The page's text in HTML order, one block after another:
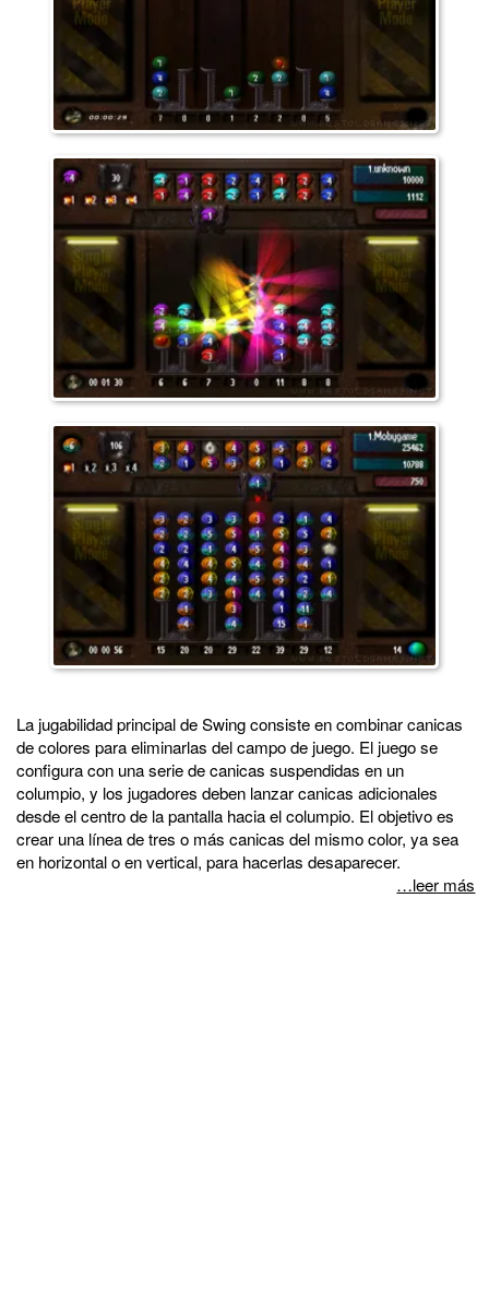
La jugabilidad principal de Swing consiste en combinar canicas
de colores para eliminarlas del campo de juego. El juego se
configura con una serie de canicas suspendidas en un
columpio, y los jugadores deben lanzar canicas adicionales
desde el centro de la pantalla hacia el columpio. El objetivo es
crear una línea de tres o más canicas del mismo color, ya sea
en horizontal o en vertical, para hacerlas desaparecer.
…leer más